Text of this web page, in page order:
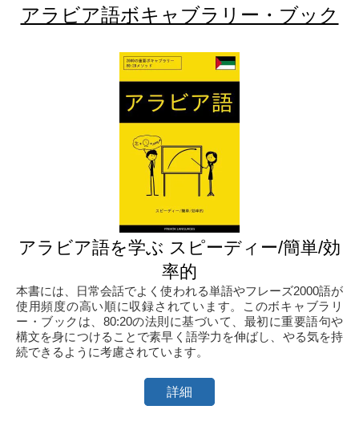
アラビア語ボキャブラリー・ブック
アラビア語を学ぶ スピーディー/簡単/効
率的
本書には、日常会話でよく使われる単語やフレーズ2000語が
使用頻度の高い順に収録されています。このボキャブラリ
ー・ブックは、80:20の法則に基づいて、最初に重要語句や
構文を身につけることで素早く語学力を伸ばし、やる気を持
続できるように考慮されています。
詳細